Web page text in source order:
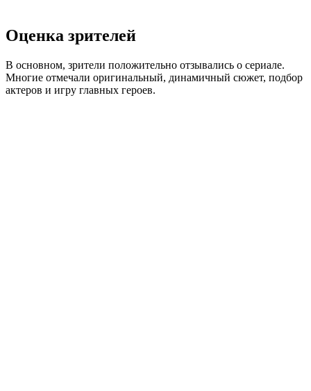
Оценка зрителей
В основном, зрители положительно отзывались о сериале.
Многие отмечали оригинальный, динамичный сюжет, подбор
актеров и игру главных героев.